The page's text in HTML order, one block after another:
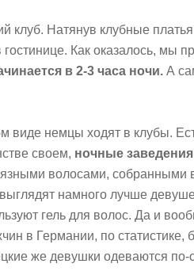
Натянув клубные платья
Как оказалось, мы
в 2-3 часа ночи. А
виде немцы ходят в клубы.
своем, ночные
волосами, собранными
намного лучше
гель для волос. Да и
в Германии, по
же девушки одеваются по-